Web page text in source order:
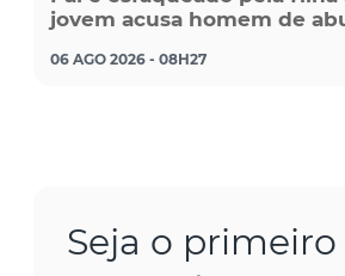
jovem acusa homem de
06 AGO 2026 - 08H27
Seja o primeiro